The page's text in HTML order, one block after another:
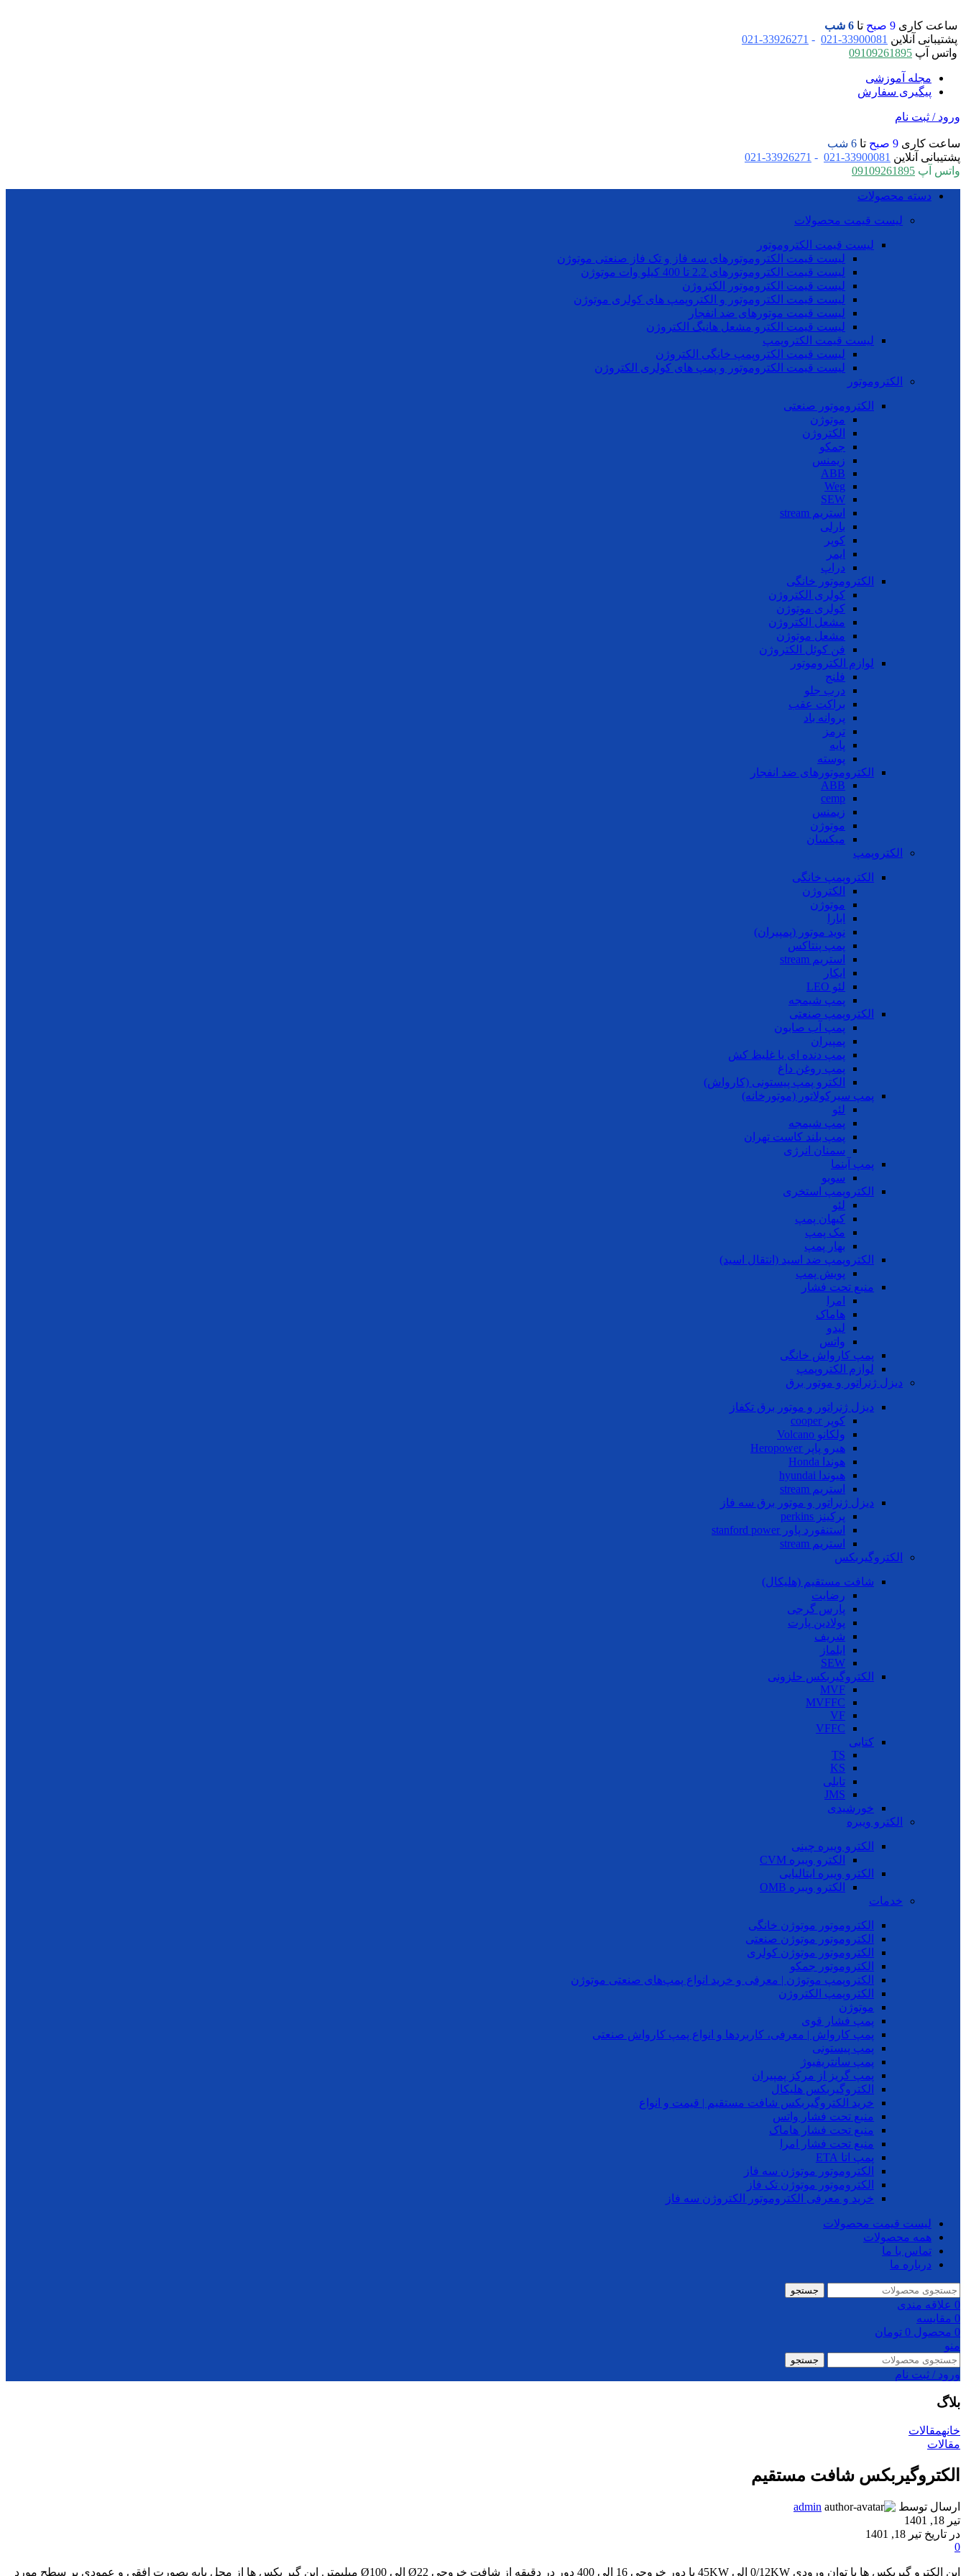
ساعت کاری 9 صبح تا 6 شب
پشتیبانی آنلاین 33900081-021
-
33926271-021
واتس آپ 09109261895
مجله آموزشی
پیگیری سفارش
ورود / ثبت نام
ساعت کاری 9 صبح تا 6 شب
پشتیبانی آنلاین 33900081-021
-
33926271-021
واتس آپ 09109261895
دسته محصولات
لیست قیمت محصولات
لیست قیمت الکتروموتور
لیست قیمت الکتروموتورهای سه فاز و تک فاز صنعتی موتوژن
لیست قیمت الکتروموتورهای 2.2 تا 400 کیلو وات موتوژن
لیست قیمت الکتروموتور الکتروژن
لیست قیمت الکتروموتور و الکتروپمپ های کولری موتوژن
لیست قیمت موتورهای ضد انفجار
لیست قیمت الکترو مشعل هانیگ الکتروژن
لیست قیمت الکتروپمپ
لیست قیمت الکتروپمپ خانگی الکتروژن
لیست قیمت الکتروموتور و پمپ های کولری الکتروژن
الکتروموتور
الکتروموتور صنعتی
موتوژن
الکتروژن
جمکو
زیمنس
ABB
Weg
SEW
استریم stream
بارلی
کوپر
ایمر
دراپ
الکتروموتور خانگی
کولری الکتروژن
کولری موتوژن
مشعل الکتروژن
مشعل موتوژن
فن کوئل الکتروژن
لوازم الکتروموتور
فلنج
درب جلو
براکت عقب
پروانه باد
ترمز
پایه
پوسته
الکتروموتورهای ضد انفجار
ABB
cemp
زیمنس
موتوژن
میکسان
الکتروپمپ
الکتروپمپ خانگی
الکتروژن
موتوژن
ابارا
نوید موتور (پمپیران)
پمپ پنتاکس
استریم stream
ایکار
لئو LEO
پمپ شیمجه
الکتروپمپ صنعتی
پمپ آب صابون
پمپیران
پمپ دنده ای یا غلیظ کش
پمپ روغن داغ
الکترو پمپ پیستونی (کارواش)
پمپ سیرکولاتور (موتورخانه)
لئو
پمپ شیمجه
پمپ بلند کاست تهران
سمنان انرژی
پمپ آبنما
سوبو
الکتروپمپ استخری
لئو
کیهان پمپ
مک پمپ
بهار پمپ
الکتروپمپ ضد اسید (انتقال اسید)
پویش پمپ
منبع تحت فشار
امرا
هاماک
لیدو
واتس
پمپ کارواش خانگی
لوازم الکتروپمپ
دیزل ژنراتور و موتور برق
دیزل ژنراتور و موتور برق تکفاز
کوپر cooper
ولکانو Volcano
هیرو پاپر Heropower
هوندا Honda
هیوندا hyundai
استریم stream
دیزل ژنراتور و موتور برق سه فاز
پرکینز perkins
استنفورد پاور stanford power
استریم stream
الکتروگیربکس
شافت مستقیم (هلیکال)
رضایت
پارس گرجی
پولادین پارت
شریف
ایلماز
SEW
الکتروگیربکس حلزونی
MVF
MVFFC
VF
VFFC
کتابی
TS
KS
تایلی
JMS
خورشیدی
الکترو ویبره
الکترو ویبره چینی
الکترو ویبره CVM
الکترو ویبره ایتالیایی
الکترو ویبره OMB
خدمات
الکتروموتور موتوژن خانگی
الکتروموتور موتوژن صنعتی
الکتروموتور موتوژن کولری
الکتروموتور جمکو
الکتروپمپ موتوژن | معرفی و خرید انواع پمپ‌های صنعتی موتوژن
الکتروپمپ الکتروژن
موتوژن
پمپ فشار قوی
پمپ کارواش | معرفی، کاربردها و انواع پمپ کارواش صنعتی
پمپ پیستونی
پمپ سانتریفیوژ
پمپ گریز از مرکز پمپیران
الکتروگیربکس هلیکال
خرید الکتروگیربکس شافت مستقیم | قیمت و انواع
منبع تحت فشار واتس
منبع تحت فشار هاماک
منبع تحت فشار امرا
پمپ اتا ETA
الکتروموتور موتوژن سه فاز
الکتروموتور موتوژن تک فاز
خرید و معرفی الکتروموتور الکتروژن سه فاز
لیست قیمت محصولات
همه محصولات
تماس با ما
درباره ما
جستجو
0 علاقه مندی
0 مقایسه
0 محصول 0 تومان
منو
جستجو
ورود / ثبت نام
بلاگ
خانهمقالات
مقالات
الکتروگیربکس شافت مستقیم
ارسال توسط
admin
تیر 18, 1401
در تاریخ تیر 18, 1401
0
این الکترو گیربکس ها با توان ورودی 0/12KW الی 45KW با دور خروجی 16 الی 400 دور در دقیقه از شافت خروجی Ø22 الی Ø100 میلیمتر. این گیر بکس ها از محل پایه بصورت افقی و عمودی بر سطح مورد